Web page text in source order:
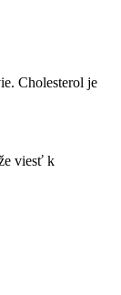
Cholesterol ​je⁣
viesť‌ k